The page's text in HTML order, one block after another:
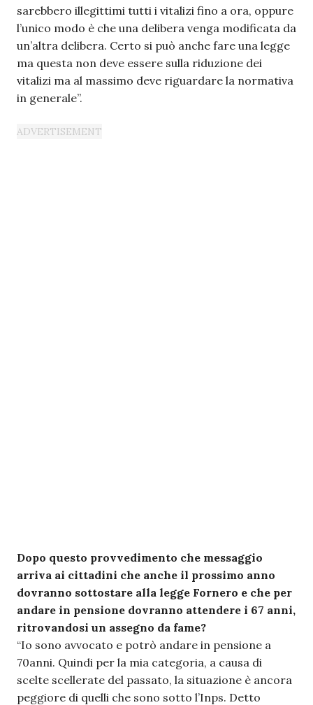
sarebbero illegittimi tutti i vitalizi fino a ora, oppure
l’unico modo è che una delibera venga modificata da
un’altra delibera. Certo si può anche fare una legge
ma questa non deve essere sulla riduzione dei
vitalizi ma al massimo deve riguardare la normativa
in generale”.
Dopo questo provvedimento che messaggio
arriva ai cittadini che anche il prossimo anno
dovranno sottostare alla legge Fornero e che per
andare in pensione dovranno attendere i 67 anni,
ritrovandosi un assegno da fame?
“Io sono avvocato e potrò andare in pensione a
70anni. Quindi per la mia categoria, a causa di
scelte scellerate del passato, la situazione è ancora
peggiore di quelli che sono sotto l’Inps. Detto